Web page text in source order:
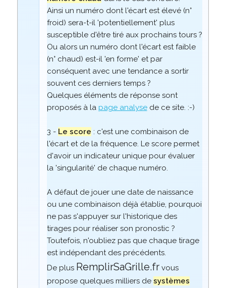
Ainsi un numéro dont l'écart est élevé (n°
froid) sera-t-il 'potentiellement' plus
susceptible d'être tiré aux prochains tours ?
Ou alors un numéro dont l'écart est faible
(n° chaud) est-il 'en forme' et par
conséquent avec une tendance a sortir
souvent ces derniers temps ?
Quelques éléments de réponse sont
proposés à la page analysede ce site. :-)
3 - Le score : c'est une combinaison de
l'écart et de la fréquence. Le score permet
d'avoir un indicateur unique pour évaluer
la 'singularité' de chaque numéro.
A défaut de jouer une date de naissance
ou une combinaison déjà établie, pourquoi
ne pas s'appuyer sur l'historique des
tirages pour réaliser son pronostic ?
Toutefois, n'oubliez pas que chaque tirage
est indépendant des précédents.
De plus RemplirSaGrille.frvous
propose quelques milliers de systèmes